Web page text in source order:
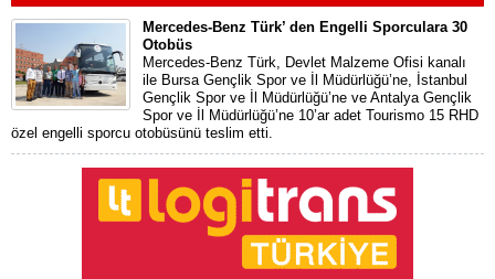
Mercedes-Benz Türk’ den Engelli Sporculara 30
Otobüs
Mercedes-Benz Türk, Devlet Malzeme Ofisi kanalı
ile Bursa Gençlik Spor ve İl Müdürlüğü’ne, İstanbul
Gençlik Spor ve İl Müdürlüğü’ne ve Antalya Gençlik
Spor ve İl Müdürlüğü’ne 10’ar adet Tourismo 15 RHD
özel engelli sporcu otobüsünü teslim etti.